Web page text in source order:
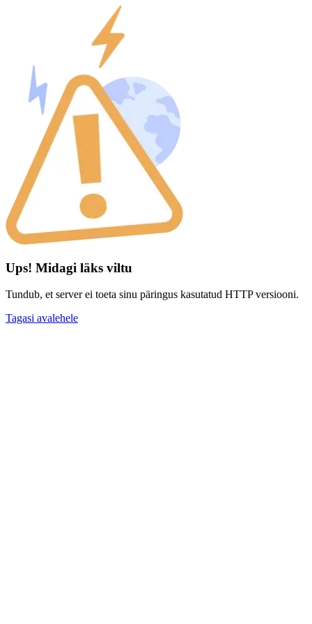
Ups! Midagi läks viltu
Tundub, et server ei toeta sinu päringus kasutatud HTTP versiooni.
Tagasi avalehele